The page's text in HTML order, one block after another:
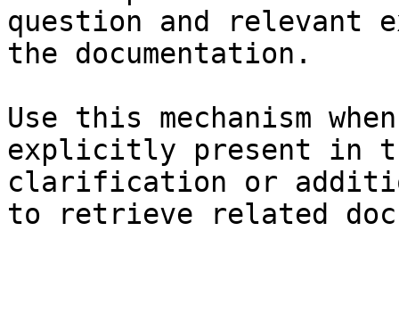
question and relevant
the documentation.
Use this mechanism
explicitly present in
clarification or